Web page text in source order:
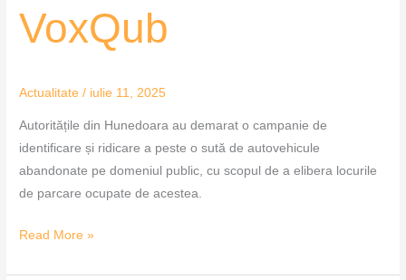
VoxQub
Actualitate / iulie 11, 2025
Autoritățile din Hunedoara au demarat o campanie de
identificare și ridicare a peste o sută de autovehicule
abandonate pe domeniul public, cu scopul de a elibera locurile
de parcare ocupate de acestea.
Read More »